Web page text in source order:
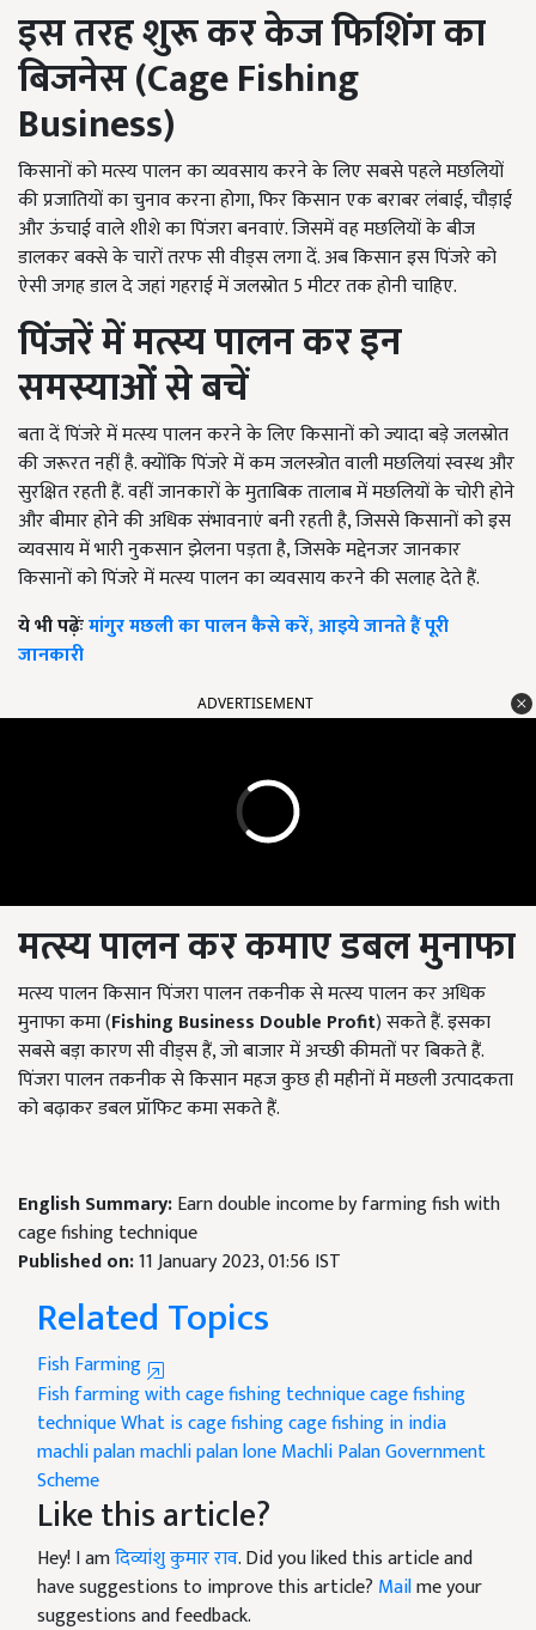
इस तरह शुरू कर केज फिशिंग का
बिजनेस (Cage Fishing
Business)
किसानों को मत्स्य पालन का व्यवसाय करने के लिए सबसे पहले मछलियों
की प्रजातियों का चुनाव करना होगा, फिर किसान एक बराबर लंबाई, चौड़ाई
और ऊंचाई वाले शीशे का पिंजरा बनवाएं. जिसमें वह मछलियों के बीज
डालकर बक्से के चारों तरफ सी वीड्स लगा दें. अब किसान इस पिंजरे को
ऐसी जगह डाल दे जहां गहराई में जलस्रोत 5 मीटर तक होनी चाहिए.
पिंजरें में मत्स्य पालन कर इन
समस्याओं से बचें
बता दें पिंजरे में मत्स्य पालन करने के लिए किसानों को ज्यादा बड़े जलस्रोत
की जरूरत नहीं है. क्योंकि पिंजरे में कम जलस्त्रोत वाली मछलियां स्वस्थ और
सुरक्षित रहती हैं. वहीं जानकारों के मुताबिक तालाब में मछलियों के चोरी होने
और बीमार होने की अधिक संभावनाएं बनी रहती है, जिससे किसानों को इस
व्यवसाय में भारी नुकसान झेलना पड़ता है, जिसके मद्देनजर जानकार
किसानों को पिंजरे में मत्स्य पालन का व्यवसाय करने की सलाह देते हैं.
ये भी पढ़ेंःमांगुर मछली का पालन कैसे करें, आइये जानते हैं पूरी
जानकारी
ADVERTISEMENT
मत्स्य पालन कर कमाए डबल मुनाफा
मत्स्य पालन किसान पिंजरा पालन तकनीक से मत्स्य पालन कर अधिक
मुनाफा कमा (Fishing Business Double Profit) सकते हैं. इसका
सबसे बड़ा कारण सी वीड्स हैं, जो बाजार में अच्छी कीमतों पर बिकते हैं.
पिंजरा पालन तकनीक से किसान महज कुछ ही महीनों में मछली उत्पादकता
को बढ़ाकर डबल प्रॉफिट कमा सकते हैं.
English Summary:Earn double income by farming fish with
cage fishing technique
Published on:11 January 2023, 01:56 IST
Related Topics
Fish Farming
Fish farming with cage fishing techniquecage fishing
techniqueWhat is cage fishingcage fishing in india
machli palanmachli palan loneMachli Palan Government
Scheme
Like this article?
Hey! I amदिव्यांशु कुमार राव. Did you liked this article and
have suggestions to improve this article? Mailme your
suggestions and feedback.